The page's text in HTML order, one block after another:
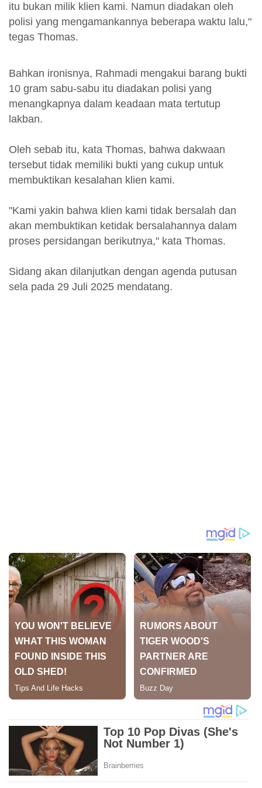
itu bukan milik klien kami. Namun diadakan oleh
polisi yang mengamankannya beberapa waktu lalu,"
tegas Thomas.
Bahkan ironisnya, Rahmadi mengakui barang bukti
10 gram sabu-sabu itu diadakan polisi yang
menangkapnya dalam keadaan mata tertutup
lakban.
Oleh sebab itu, kata Thomas, bahwa dakwaan
tersebut tidak memiliki bukti yang cukup untuk
membuktikan kesalahan klien kami.
"Kami yakin bahwa klien kami tidak bersalah dan
akan membuktikan ketidak bersalahannya dalam
proses persidangan berikutnya," kata Thomas.
Sidang akan dilanjutkan dengan agenda putusan
sela pada 29 Juli 2025 mendatang.